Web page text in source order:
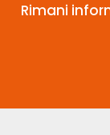
Rimani